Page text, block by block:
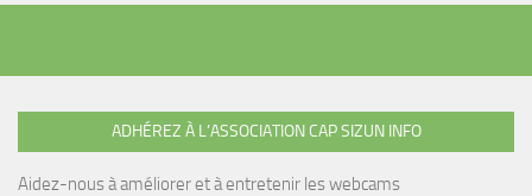
ADHÉREZ À L’ASSOCIATION CAP SIZUN INFO
Aidez-nous à améliorer et à entretenir les webcams